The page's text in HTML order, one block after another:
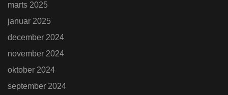
marts 2025
januar 2025
december 2024
november 2024
oktober 2024
september 2024